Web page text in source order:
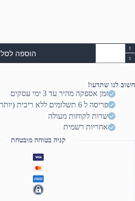
כמות
של
HP
G1i
Touchscreen
WUXGA
הוספה לסל
חשוב לנו שתדעו!
זמן אספקה מהיר עד 3 ימי עסקים
פריסה ל 6 תשלומים ללא ריבית (יותר? דברו איתנו)
שרות לקוחות מעולה
אחריות רשמית
קניה בטוחה מובטחת